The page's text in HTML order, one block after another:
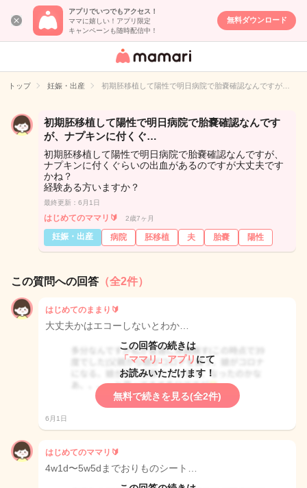
アプリでいつでもアクセス！
ママに嬉しい！アプリ限定
キャンペーンも随時配信中！
無料ダウンロード
女性専用匿名QA
イト
トップ 妊娠・出産 初期胚移植して陽性で明日病院で胎嚢確認なんですが…
初期胚移植して陽性で明日病院で胎嚢確認なんです
が、ナプキンに付くぐ…
初期胚移植して陽性で明日病院で胎嚢確認なんですが、
ナプキンに付くぐらいの出血があるのですが大丈夫です
かね？
経験ある方いますか？
最終更新：6月1日
はじめてのママリ🔰 2歳7ヶ月
妊娠・出産 病院 胚移植 夫 胎嚢 陽性
この質問への回答 （全2件）
はじめてのままり🔰
大丈夫かはエコーしないとわか…
この回答の続きは
「ママリ」アプリ にて
お読みいただけます！
無料で続きを見る(全2件)
6月1日
はじめてのママリ🔰
4w1d〜5w5dまでおりものシート…